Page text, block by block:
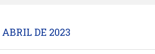
ABRIL DE 2023